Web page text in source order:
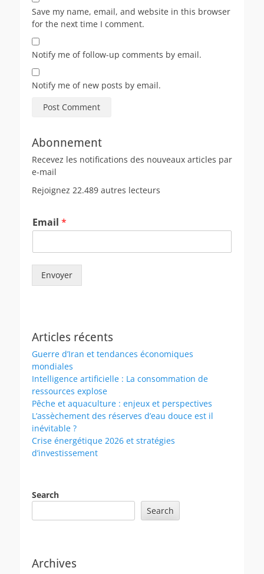
Save my name, email, and website in this browser
for the next time I comment.
Notify me of follow-up comments by email.
Notify me of new posts by email.
Abonnement
Recevez les notifications des nouveaux articles par
e-mail
Rejoignez 22.489 autres lecteurs
Email *
Envoyer
Articles récents
Guerre d’Iran et tendances économiques
mondiales
Intelligence artificielle : La consommation de
ressources explose
Pêche et aquaculture : enjeux et perspectives
L’assèchement des réserves d’eau douce est il
inévitable ?
Crise énergétique 2026 et stratégies
d’investissement
Search
Search
Archives